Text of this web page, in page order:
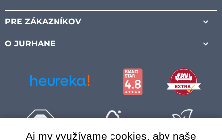
PRE ZÁKAZNÍKOV
O JURHANE
Aj my využívame cookies, aby naše